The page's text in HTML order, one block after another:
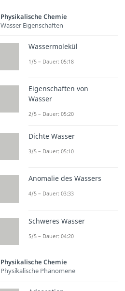
Physikalische Chemie
Wasser Eigenschaften
Wassermolekül
1/5 – Dauer: 05:18
Eigenschaften von
Wasser
2/5 – Dauer: 05:20
Dichte Wasser
3/5 – Dauer: 05:10
Anomalie des Wassers
4/5 – Dauer: 03:33
Schweres Wasser
5/5 – Dauer: 04:20
Physikalische Chemie
Physikalische Phänomene